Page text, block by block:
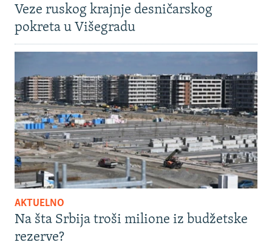
Veze ruskog krajnje desničarskog
pokreta u Višegradu
AKTUELNO
Na šta Srbija troši milione iz budžetske
rezerve?